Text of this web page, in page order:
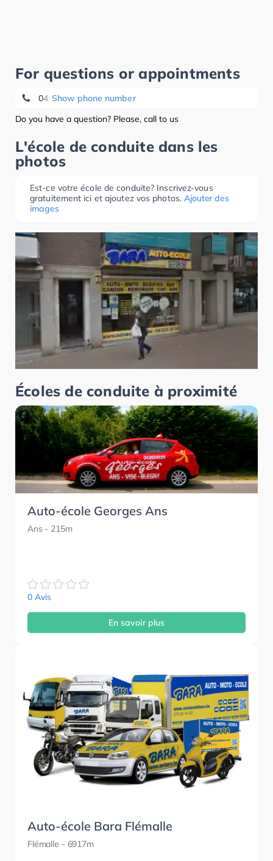
For questions or appointments
Show phone number
04 225 23 24
Do you have a question? Please, call to us
L'école de conduite dans les
photos
Est-ce votre école de conduite? Inscrivez-vous
gratuitement ici et ajoutez vos photos. Ajouter des
images
Écoles de conduite à proximité
Auto-école Georges Ans
Ans - 215m
0 Avis
En savoir plus
Auto-école Bara Flémalle
Flémalle - 6917m